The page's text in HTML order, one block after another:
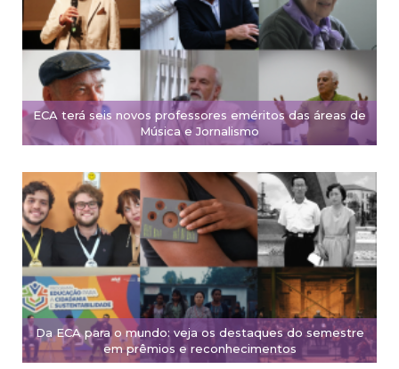
ECA terá seis novos professores eméritos das áreas de
Música e Jornalismo
Da ECA para o mundo: veja os destaques do semestre
em prêmios e reconhecimentos